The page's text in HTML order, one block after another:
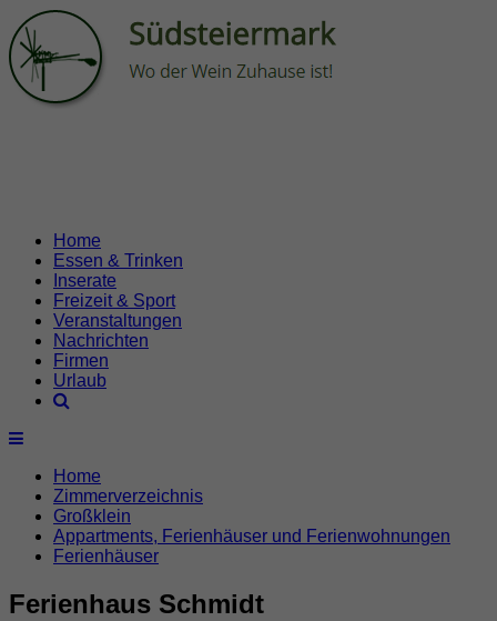
Home
Essen & Trinken
Inserate
Freizeit & Sport
Veranstaltungen
Nachrichten
Firmen
Urlaub
Home
Zimmerverzeichnis
Großklein
Appartments, Ferienhäuser und Ferienwohnungen
Ferienhäuser
Ferienhaus Schmidt